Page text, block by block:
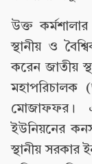
উক্ত
স্থানীয় ও
করেন জাতীয়
মহাপরিচালক
মোজাফফর।
ইউনিয়নের
স্থানীয়